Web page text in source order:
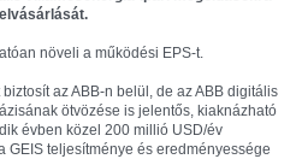
növeli a működési EPS-t.
az ABB-n belül, de az ABB digitális
ötvözése is jelentős, kiaknázható
évben közel 200 millió USD/év
teljesítménye és eredményessége